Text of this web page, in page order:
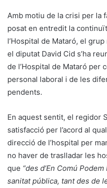
Amb motiu de la crisi per la
posat en entredit la
l’Hospital de Mataró, el
el diputat David Cid s’ha
de l’Hospital de Mataró per
personal laboral i de les
pendents.
En aquest sentit, el regidor
satisfacció per l’acord al
direcció de l’hospital per
no haver de traslladar les
que “des d’En Comú
sanitat pública, tant des de